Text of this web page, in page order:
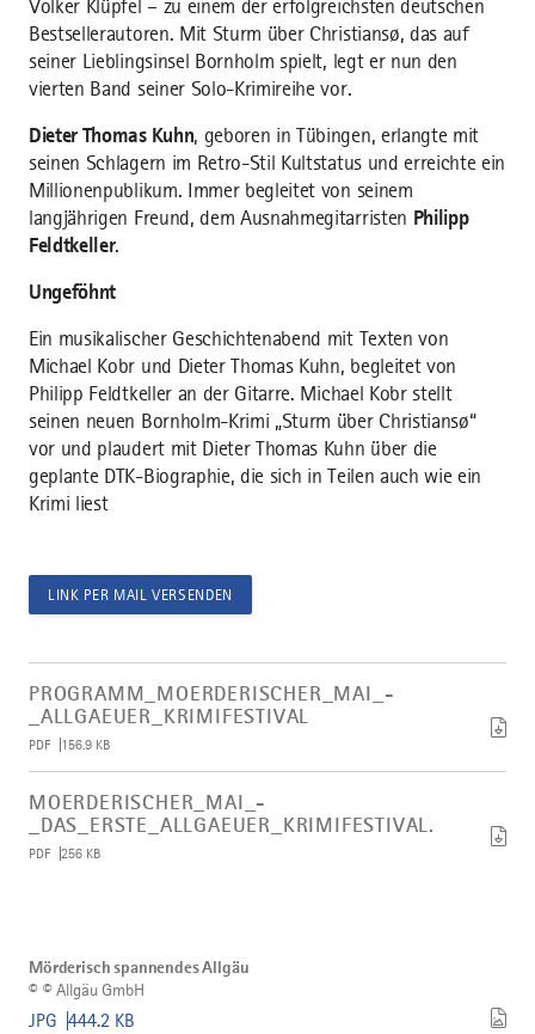
Volker Klüpfel – zu einem der erfolgreichsten deutschen
Bestsellerautoren. Mit Sturm über Christiansø, das auf
seiner Lieblingsinsel Bornholm spielt, legt er nun den
vierten Band seiner Solo-Krimireihe vor.
Dieter Thomas Kuhn, geboren in Tübingen, erlangte mit
seinen Schlagern im Retro-Stil Kultstatus und erreichte ein
Millionenpublikum. Immer begleitet von seinem
langjährigen Freund, dem Ausnahmegitarristen Philipp
Feldtkeller.
Ungeföhnt
Ein musikalischer Geschichtenabend mit Texten von
Michael Kobr und Dieter Thomas Kuhn, begleitet von
Philipp Feldtkeller an der Gitarre. Michael Kobr stellt
seinen neuen Bornholm-Krimi „Sturm über Christiansø“
vor und plaudert mit Dieter Thomas Kuhn über die
geplante DTK-Biographie, die sich in Teilen auch wie ein
Krimi liest
LINK PER MAIL VERSENDEN
PROGRAMM_MOERDERISCHER_MAI_-
_ALLGAEUER_KRIMIFESTIVAL
PDF 156.9 KB
Programm_Moerderischer_Mai_-
_Allgaeuer_Krimifestival
herunterladen
MOERDERISCHER_MAI_-
_DAS_ERSTE_ALLGAEUER_KRIMIFESTIVAL.
PDF 256 KB
Moerderischer_Mai_-
_das_erste_Allgaeuer_Krimifestival.
herunterladen
Mörderisch spannendes Allgäu
©© Allgäu GmbH
JPG 444.2 KB
spannendes
Allgäu
herunterladen